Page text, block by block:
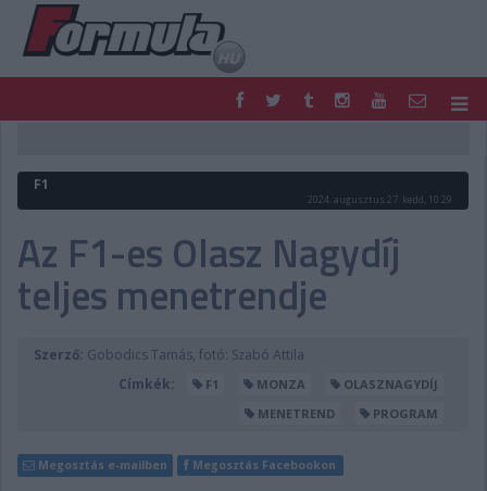
FORMULA
MOTOR
PODCAST
SHOP
LIVE
TIPPJÁTÉK
DIGITÁLIS MAGAZIN
PONTÁLLÁSOK
F1
2024. augusztus 27. kedd, 10:29
Az F1-es Olasz Nagydíj
teljes menetrendje
Szerző: Gobodics Tamás, fotó: Szabó Attila
Címkék:
F1 MONZA
OLASZNAGYDÍJ
MENETREND
PROGRAM
Megosztás e-mailben Megosztás Facebookon